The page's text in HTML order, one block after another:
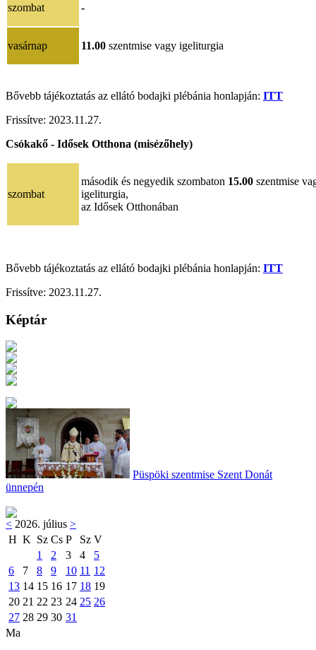
szombat -
vasárnap 11.00 szentmise vagy igeliturgia
Bővebb tájékoztatás az ellátó bodajki plébánia honlapján: ITT
Frissítve: 2023.11.27.
Csókakő - Idősek Otthona (misézőhely)
szombat
második és negyedik szombaton 15.00 szentmise
igeliturgia,
az Idősek Otthonában
Bővebb tájékoztatás az ellátó bodajki plébánia honlapján: ITT
Frissítve: 2023.11.27.
Képtár
Püspöki szentmise Szent Donát
ünnepén
< 2026. július >
H K Sz Cs P Sz V
1
2 3 4
5
6
7 8 9 10 11 12
13 14 15 16 17 18 19
20 21 22 23 24 25 26
27 28 29 30 31
Ma